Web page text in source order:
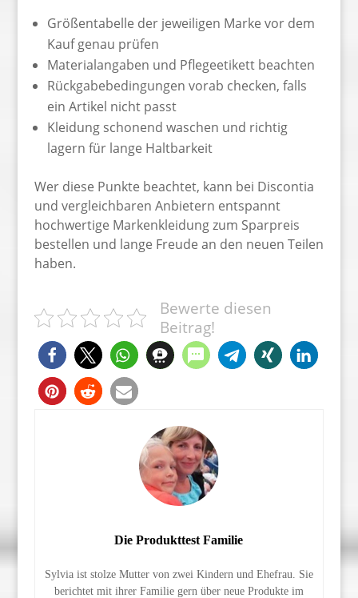
Größentabelle der jeweiligen Marke vor dem
Kauf genau prüfen
Materialangaben und Pflegeetikett beachten
Rückgabebedingungen vorab checken, falls
ein Artikel nicht passt
Kleidung schonend waschen und richtig
lagern für lange Haltbarkeit
Wer diese Punkte beachtet, kann bei Discontia
und vergleichbaren Anbietern entspannt
hochwertige Markenkleidung zum Sparpreis
bestellen und lange Freude an den neuen Teilen
haben.
Bewerte diesen
Beitrag!
Die Produkttest Familie
Sylvia ist stolze Mutter von zwei Kindern und Ehefrau. Sie
berichtet mit ihrer Familie gern über neue Produkte im